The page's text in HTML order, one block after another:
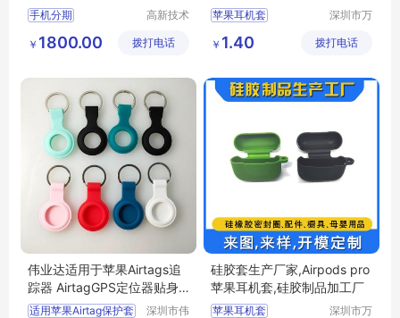
手机分期
高新技术
区良驹电
￥ 1800.00 拨打电话
苹果耳机套
新款硅胶套
硅胶套开模
深圳市万
有限公司
￥ 1.40 拨打电话
伟业达适用于苹果Airtags追
踪器 AirtagGPS定位器贴身
保护套
适用苹果Airtag保护套
深圳市伟
硅胶套生产厂家,Airpods pro
苹果耳机套,硅胶制品加工厂
苹果耳机套
深圳市万